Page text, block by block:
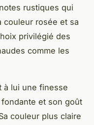
rustiques qui
couleur rosée et sa
privilégié des
comme les
à lui une finesse
et son goût
couleur plus claire